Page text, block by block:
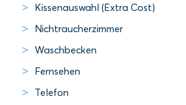
Kissenauswahl (Extra Cost)
Nichtraucherzimmer
Waschbecken
Fernsehen
Telefon